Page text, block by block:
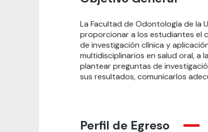
La Facultad de Odontología de la
proporcionar a los estudiantes el
de investigación clínica y
multidisciplinarios en salud oral, a
plantear preguntas de
sus resultados, comunicarlos
Perfil de Egreso